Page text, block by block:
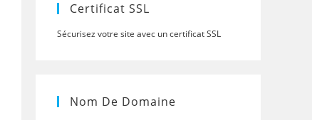
Certificat SSL
Sécurisez votre site avec un certificat SSL
Nom De Domaine